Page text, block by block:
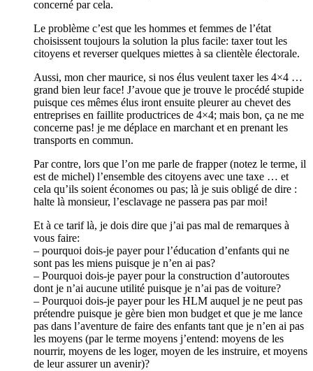
concerné par cela.
Le problème c’est que les hommes et femmes de l’état
choisissent toujours la solution la plus facile: taxer tout les
citoyens et reverser quelques miettes à sa clientèle électorale.
Aussi, mon cher maurice, si nos élus veulent taxer les 4×4 …
grand bien leur face! J’avoue que je trouve le procédé stupide
puisque ces mêmes élus iront ensuite pleurer au chevet des
entreprises en faillite productrices de 4×4; mais bon, ça ne me
concerne pas! je me déplace en marchant et en prenant les
transports en commun.
Par contre, lors que l’on me parle de frapper (notez le terme, il
est de michel) l’ensemble des citoyens avec une taxe … et
cela qu’ils soient économes ou pas; là je suis obligé de dire :
halte là monsieur, l’esclavage ne passera pas par moi!
Et à ce tarif là, je dois dire que j’ai pas mal de remarques à
vous faire:
– pourquoi dois-je payer pour l’éducation d’enfants qui ne
sont pas les miens puisque je n’en ai pas?
– Pourquoi dois-je payer pour la construction d’autoroutes
dont je n’ai aucune utilité puisque je n’ai pas de voiture?
– Pourquoi dois-je payer pour les HLM auquel je ne peut pas
prétendre puisque je gère bien mon budget et que je me lance
pas dans l’aventure de faire des enfants tant que je n’en ai pas
les moyens (par le terme moyens j’entend: moyens de les
nourrir, moyens de les loger, moyen de les instruire, et moyens
de leur assurer un avenir)?